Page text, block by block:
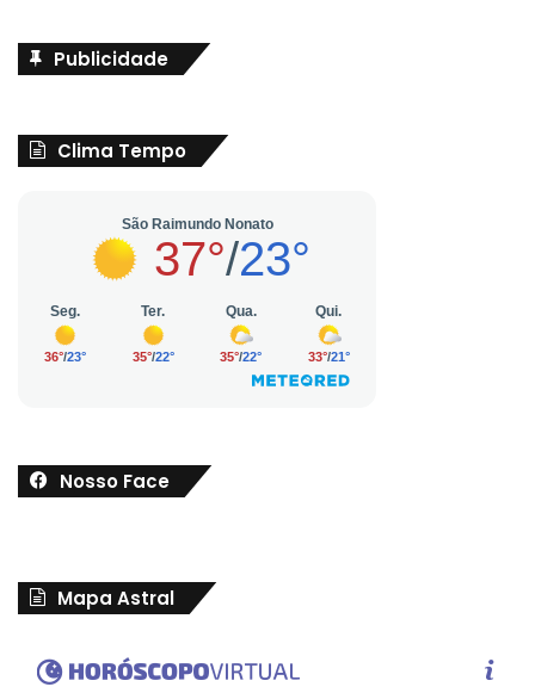
Publicidade
Clima Tempo
Nosso Face
Mapa Astral